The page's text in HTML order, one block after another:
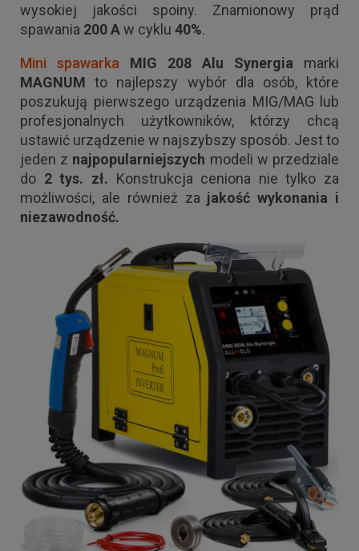
wysokiej jakości spoiny. Znamionowy prąd
spawania 200 Aw cyklu 40%.
Mini spawarka MIG 208 Alu Synergia marki
MAGNUM to najlepszy wybór dla osób, które
poszukują pierwszego urządzenia MIG/MAG lub
profesjonalnych użytkowników, którzy chcą
ustawić urządzenie w najszybszy sposób. Jest to
jeden z najpopularniejszych modeli w przedziale
do 2 tys. zł. Konstrukcja ceniona nie tylko za
możliwości, ale również za jakość wykonania i
niezawodność.